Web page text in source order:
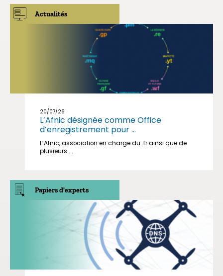
Actualités
20/07/26
L’Afnic désignée comme Office
d’enregistrement pour ...
L’Afnic, association en charge du .fr ainsi que de
plusieurs ...
Papiers d'experts